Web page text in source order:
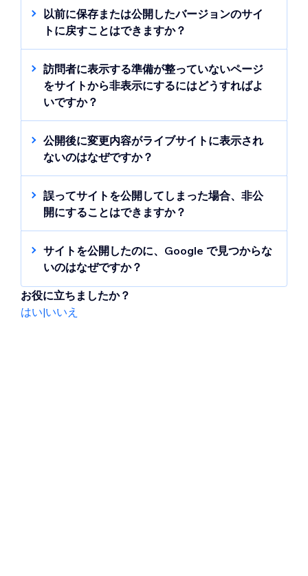
なたとチームのメンバーのみがエディタでサ
イトを表示することができます。公開する
と、サイトにアクセスしたすべてのユーザー
す。
以前に保存または公開したバージョンのサイ
トに戻すことはできますか？
いつでもサイトの以前のバージョンを復元し
て再度公開することができます。 サイトの以
前のバージョンを表示・復元する方法はこち
ら
訪問者に表示する準備が整っていないページ
をサイトから非表示にするにはどうすればよ
いですか？
特定のページでまだ作業をしている場合は、
訪問者に表示できるようにするまで、サイト
メニューから削除する
ことができます。
ードを追加することもできます。
公開後に変更内容がライブサイトに表示され
ないのはなぜですか？
変更を加えた後、エディタで「公開」ボタン
をクリックしたことを確認します。エディタ
またはプレビューモードで保存した変更内容
は、公開するまでライブサイトには表示され
継続して問題が発生している場合は、ブラウ
ザのキャッシュを消去するか、シークレット
モードでテストするか、サイトを再公開して
みてください。
誤ってサイトを公開してしまった場合、非公
開にすることはできますか？
はい。永久的または一時的にサイトを非公開
にすることができます。サイトを非公開にす
る方法：
エディタ左上の「Wix」ドロップダウンを
クリックします。
サイトを公開したのに、Google で見つからな
いのはなぜですか？
新しいサイト、ページ、更新内容は、Google
がクロールしてインデックスに登録する必要
があるため、検索エンジンの検索結果に表示
お役に立ちましたか？
はい|いいえ